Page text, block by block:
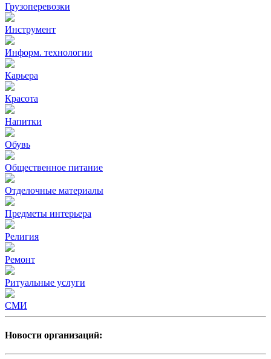
Грузоперевозки
Инструмент
Информ. технологии
Карьера
Красота
Напитки
Обувь
Общественное питание
Отделочные материалы
Предметы интерьера
Религия
Ремонт
Ритуальные услуги
СМИ
Новости организаций: